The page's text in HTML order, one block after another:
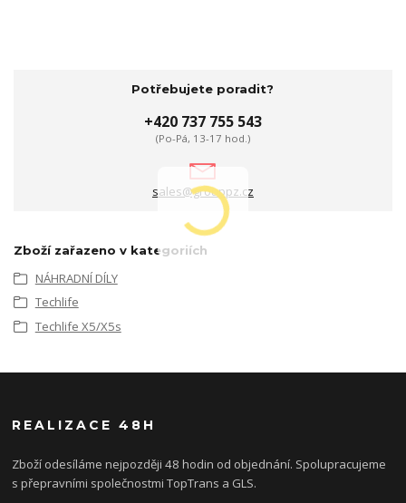
Potřebujete poradit?
+420 737 755 543
(Po-Pá, 13-17 hod.)
sales@grouppz.cz
Zboží zařazeno v kategoriích
NÁHRADNÍ DÍLY
Techlife
Techlife X5/X5s
REALIZACE 48H
Zboží odesíláme nejpozději 48 hodin od objednání. Spolupracujeme
s přepravními společnostmi TopTrans a GLS.